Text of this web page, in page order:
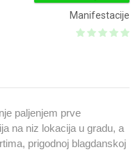
Manifestacije
paljenjem prve
na niz lokacija u gradu, a
prigodnoj blagdanskoj